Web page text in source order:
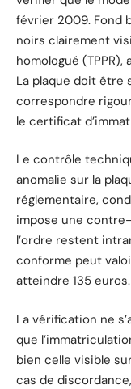
février 2009. Fond
noirs clairement
homologué
La plaque doit être
correspondre
le certificat
Le contrôle
anomalie sur la
réglementaire,
impose une
l’ordre restent
conforme peut
atteindre 135 euros.
La vérification ne
que
bien celle visible
cas de